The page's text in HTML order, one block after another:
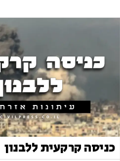
כניסה קרקעית ללבנון